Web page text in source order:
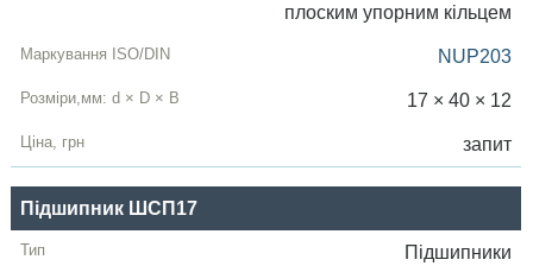
плоским упорним кільцем
NUP203
17 × 40 × 12
запит
Підшипник ШСП17
Підшипники